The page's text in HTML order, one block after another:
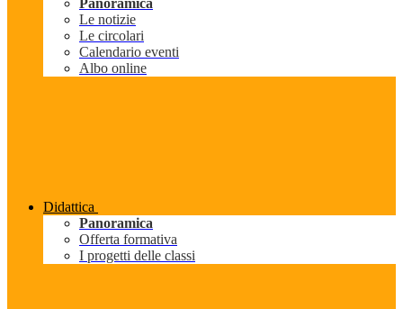
Panoramica
Le notizie
Le circolari
Calendario eventi
Albo online
Didattica
Panoramica
Offerta formativa
I progetti delle classi